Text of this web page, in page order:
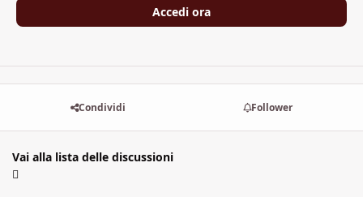
Accedi ora
Condividi Follower
Vai alla lista delle discussioni